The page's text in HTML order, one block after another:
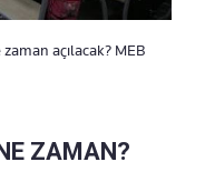
açılacak? MEB
ZAMAN?